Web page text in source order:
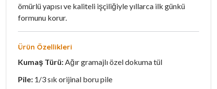
ömürlü yapısı ve kaliteli işçiliğiyle yıllarca ilk günkü
formunu korur.
Ürün Özellikleri
Kumaş Türü:Ağır gramajlı özel dokuma tül
Pile: 1/3 sık orijinal boru pile